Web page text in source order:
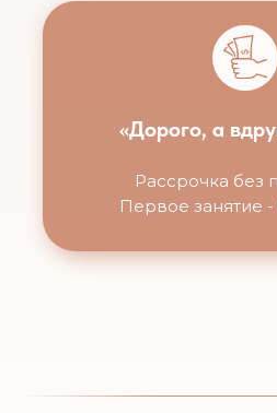
Рассрочка без
Первое занятие -
«Дорого, а